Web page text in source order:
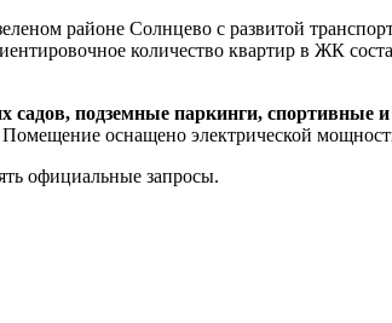
районе Солнцево с развитой
количество квартир в ЖК
садов, подземные паркинги, спортивные
Помещение оснащено электрической
официальные запросы.